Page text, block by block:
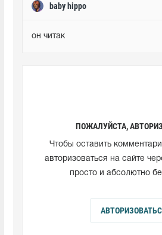
baby hippo
он читак
ПОЖАЛУЙСТА,
Чтобы оставить
авторизоваться на сайте
просто и абсолютно